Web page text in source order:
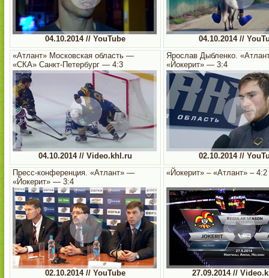
04.10.2014 // YouTube
04.10.2014 //
«Атлант» Московская область —
«СКА» Санкт-Петербург — 4:3
04.10.2014 // Video.khl.ru
Ярослав Дыбленко.
«Йокерит» — 3:4
02.10.2014 //
Пресс-конференция. «Атлант» —
«Йокерит» — 3:4
02.10.2014 // YouTube
«Йокерит» – «Атлант» – 4:2
27.09.2014 //